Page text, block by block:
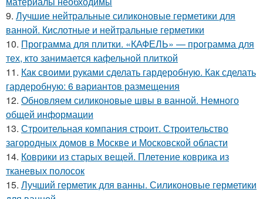
9. Лучшие нейтральные силиконовые герметики для
ванной. Кислотные и нейтральные герметики
10. Программа для плитки. «КАФЕЛЬ» — программа для
тех, кто занимается кафельной плиткой
11. Как своими руками сделать гардеробную. Как сделать
гардеробную: 6 вариантов размещения
12. Обновляем силиконовые швы в ванной. Немного
общей информации
13. Строительная компания строит. Строительство
загородных домов в Москве и Московской области
14. Коврики из старых вещей. Плетение коврика из
тканевых полосок
15. Лучший герметик для ванны. Силиконовые герметики